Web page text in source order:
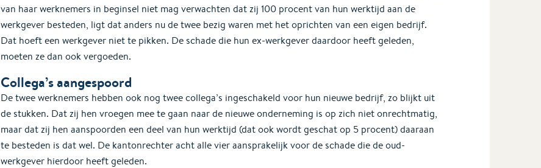
van haar werknemers in beginsel niet mag verwachten dat zij 100 procent van hun werktijd aan de
werkgever besteden, ligt dat anders nu de twee bezig waren met het oprichten van een eigen bedrijf.
Dat hoeft een werkgever niet te pikken. De schade die hun ex-werkgever daardoor heeft geleden,
moeten ze dan ook vergoeden.
Collega’s aangespoord
De twee werknemers hebben ook nog twee collega’s ingeschakeld voor hun nieuwe bedrijf, zo blijkt uit
de stukken. Dat zij hen vroegen mee te gaan naar de nieuwe onderneming is op zich niet onrechtmatig,
maar dat zij hen aanspoorden een deel van hun werktijd (dat ook wordt geschat op 5 procent) daaraan
te besteden is dat wel. De kantonrechter acht alle vier aansprakelijk voor de schade die de oud-
werkgever hierdoor heeft geleden.